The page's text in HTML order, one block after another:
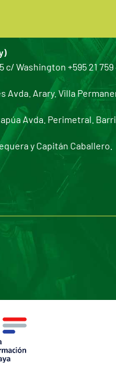
c/ Washington +595 21
Arary. Villa
Avda. Perimetral.
y Capitán Caballero.